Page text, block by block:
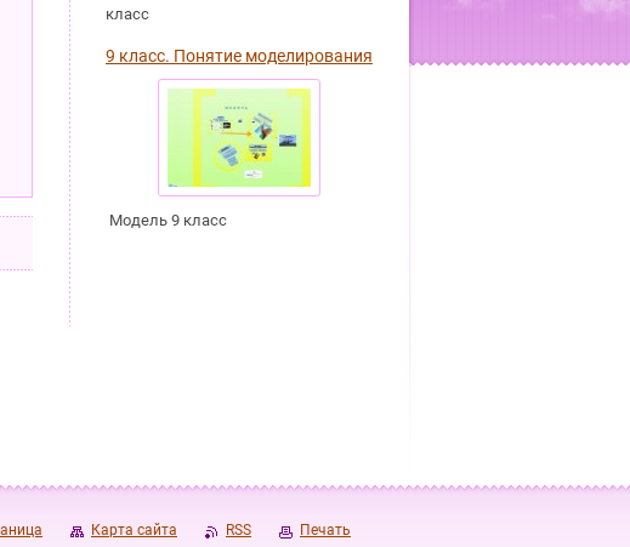
класс
9 класс. Понятие моделирования
Модель 9 класс
Карта сайта RSS Печать